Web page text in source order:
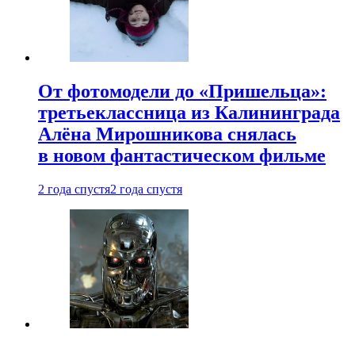
От фотомодели до «Пришельца»:
третьеклассница из Калининграда
Алёна Мирошникова снялась
в новом фантастическом фильме
2 года спустя2 года спустя